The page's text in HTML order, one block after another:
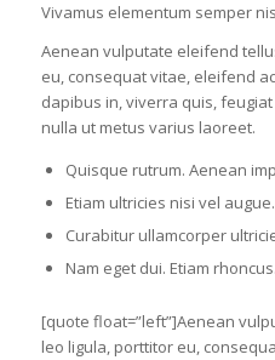
Vivamus elementum semper
Aenean vulputate eleifend
eu, consequat vitae, eleifend
dapibus in, viverra quis,
nulla ut metus varius laoreet.
Quisque rutrum. Aenean
Etiam ultricies nisi vel augue.
Curabitur ullamcorper
Nam eget dui. Etiam rhoncus.
[quote float=”left”]Aenean
leo ligula, porttitor eu,